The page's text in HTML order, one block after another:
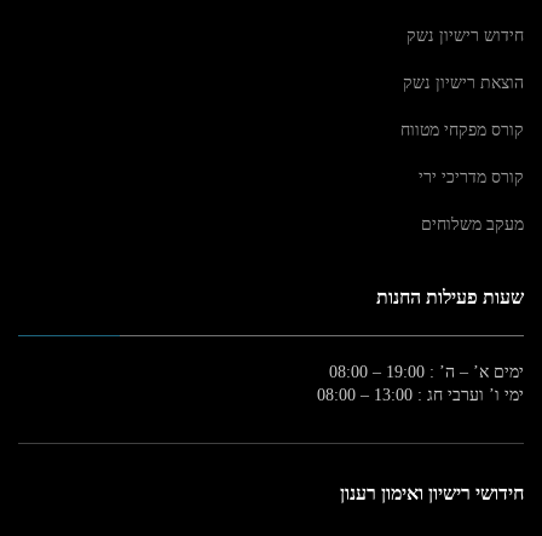
חידוש רישיון נשק
הוצאת רישיון נשק
קורס מפקחי מטווח
קורס מדריכי ירי
מעקב משלוחים
שעות פעילות החנות
ימים א’ – ה’ : 19:00 – 08:00
ימי ו’ וערבי חג : 13:00 – 08:00
חידושי רישיון ואימון רענון